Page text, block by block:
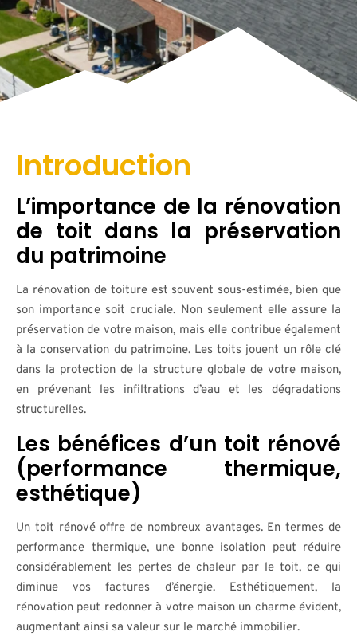
Introduction
L’importance de la rénovation
de toit dans la préservation
du patrimoine
La rénovation de toiture est souvent sous-estimée, bien que
son importance soit cruciale. Non seulement elle assure la
préservation de votre maison, mais elle contribue également
à la conservation du patrimoine. Les toits jouent un rôle clé
dans la protection de la structure globale de votre maison,
en prévenant les infiltrations d’eau et les dégradations
structurelles.
Les bénéfices d’un toit rénové
(performance thermique,
esthétique)
Un toit rénové offre de nombreux avantages. En termes de
performance thermique, une bonne isolation peut réduire
considérablement les pertes de chaleur par le toit, ce qui
diminue vos factures d’énergie. Esthétiquement, la
rénovation peut redonner à votre maison un charme évident,
augmentant ainsi sa valeur sur le marché immobilier.